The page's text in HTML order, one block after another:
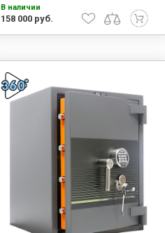
В наличии
158 000 руб.